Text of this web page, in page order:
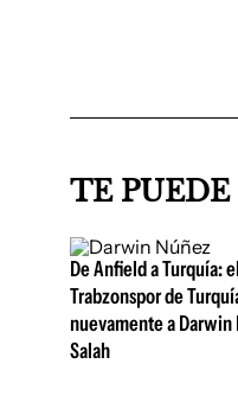
TE
De Anfield a Turquía:
Trabzonspor de
nuevamente a
Salah